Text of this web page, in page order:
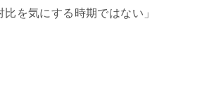
比を気にする時期ではない」